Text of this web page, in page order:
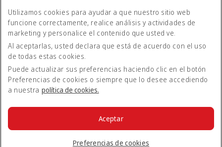
Declaración de accesibilidad
Contacte con nosotros
Política de privacidad
Condiciones generales
Política de cookies
Ciberseguridad
© 2026 The Emirates Group. Todos los derechos reservados.
Utilizamos cookies para ayudar a que nuestro sitio web
funcione correctamente, realice análisis y actividades de
marketing y personalice el contenido que usted ve.
Al aceptarlas, usted declara que está de acuerdo con el uso
de todas estas cookies.
Puede actualizar sus preferencias haciendo clic en el botón
Preferencias de cookies o siempre que lo desee accediendo
a nuestra política de cookies.
Preferencias de cookies
Aceptar